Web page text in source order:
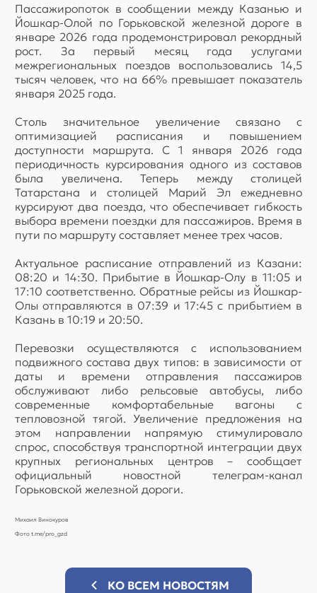
Пассажиропоток в сообщении между Казанью и
Йошкар-Олой по Горьковской железной дороге в
январе 2026 года продемонстрировал рекордный
рост. За первый месяц года услугами
межрегиональных поездов воспользовались 14,5
тысяч человек, что на 66% превышает показатель
января 2025 года.
Столь значительное увеличение связано с
оптимизацией расписания и повышением
доступности маршрута. С 1 января 2026 года
периодичность курсирования одного из составов
была увеличена. Теперь между столицей
Татарстана и столицей Марий Эл ежедневно
курсируют два поезда, что обеспечивает гибкость
выбора времени поездки для пассажиров. Время в
пути по маршруту составляет менее трех часов.
Актуальное расписание отправлений из Казани:
08:20 и 14:30. Прибытие в Йошкар-Олу в 11:05 и
17:10 соответственно. Обратные рейсы из Йошкар-
Олы отправляются в 07:39 и 17:45 с прибытием в
Казань в 10:19 и 20:50.
Перевозки осуществляются с использованием
подвижного состава двух типов: в зависимости от
даты и времени отправления пассажиров
обслуживают либо рельсовые автобусы, либо
современные комфортабельные вагоны с
тепловозной тягой. Увеличение предложения на
этом направлении напрямую стимулировало
спрос, способствуя транспортной интеграции двух
крупных региональных центров – сообщает
официальный новостной телеграм-канал
Горьковской железной дороги.
Михаил Винокуров
Фото t.me/pro_gzd
КО ВСЕМ НОВОСТЯМ